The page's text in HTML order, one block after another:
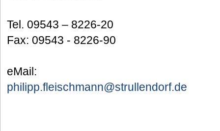
Tel. 09543 – 8226-20
Fax: 09543 - 8226-90
eMail:
philipp.fleischmann@strullendorf.de